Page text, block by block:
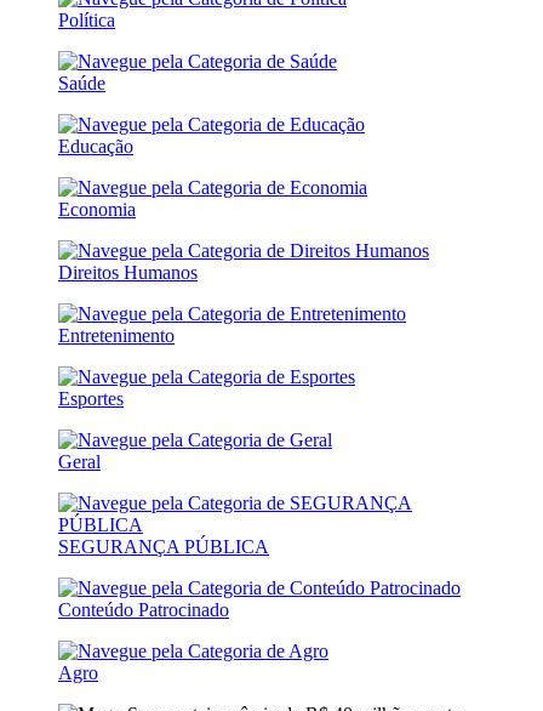
Política
Saúde
Educação
Economia
Direitos Humanos
Entretenimento
Esportes
Geral
SEGURANÇA PÚBLICA
Conteúdo Patrocinado
Agro